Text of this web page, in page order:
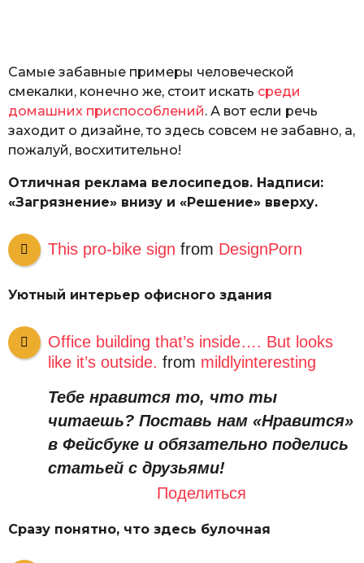
Самые забавные примеры человеческой
смекалки, конечно же, стоит искать среди
домашних приспособлений. А вот если речь
заходит о дизайне, то здесь совсем не забавно, а,
пожалуй, восхитительно!
Отличная реклама велосипедов. Надписи:
«Загрязнение» внизу и «Решение» вверху.
This pro-bike sign from DesignPorn
Уютный интерьер офисного здания
Office building that’s inside…. But looks
like it’s outside. from mildlyinteresting
Тебе нравится то, что ты
читаешь? Поставь нам «Нравится»
в Фейсбуке и обязательно поделись
статьей с друзьями!
Поделиться
Сразу понятно, что здесь булочная